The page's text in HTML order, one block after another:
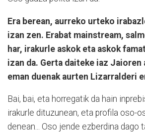
Era berean, aurreko urteko
izan zen. Erabat mainstream,
har, irakurle askok eta askok
izan da. Gerta daiteke iaz Jaioren
eman duenak aurten Lizarralderi
Bai, bai, eta horregatik da hain
irakurle dituzunean, eta profila oso-
denean... Oso jende ezberdina dago